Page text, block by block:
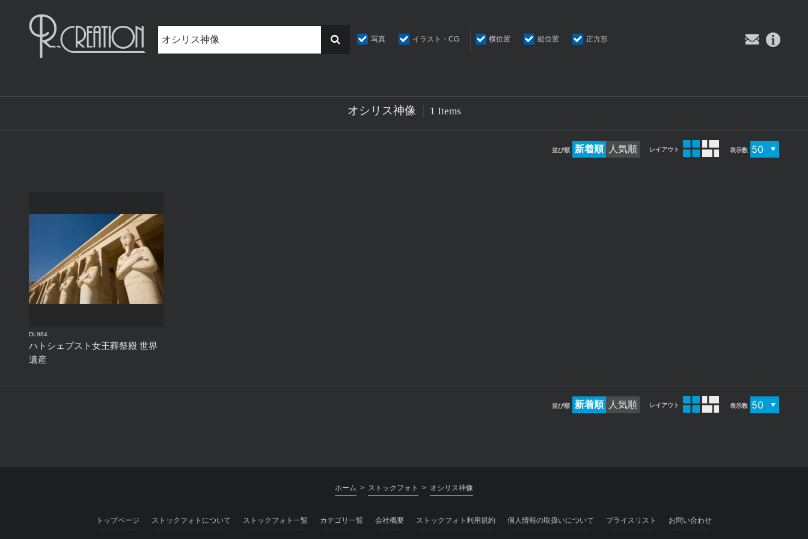
写真 イラスト・CG 横位置 縦位置 正方形
オシリス神像 1 Items
並び順 新着順 人気順 レイアウト 表示数
DL984
ハトシェプスト女王葬祭殿 世界
遺産
並び順 新着順 人気順 レイアウト 表示数
ホーム > ストックフォト > オシリス神像
トップページ ストックフォトについて ストックフォト一覧 カテゴリ一覧 会社概要 ストックフォト利用規約 個人情報の取扱いについて プライスリスト お問い合わせ